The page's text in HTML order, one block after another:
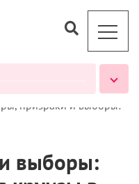
призраки и выборы:
выборы:
круизы в